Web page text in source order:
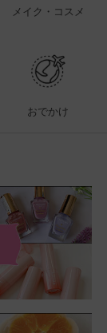
メイク・コスメ
おでかけ